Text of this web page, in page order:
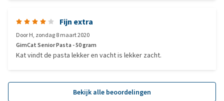
Fijn extra
DoorH, zondag 8 maart 2020
GimCat Senior Pasta - 50 gram
Kat vindt de pasta lekker en vacht is lekker zacht.
Bekijk alle beoordelingen